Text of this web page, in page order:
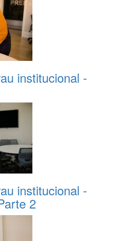
institucional -
institucional -
2